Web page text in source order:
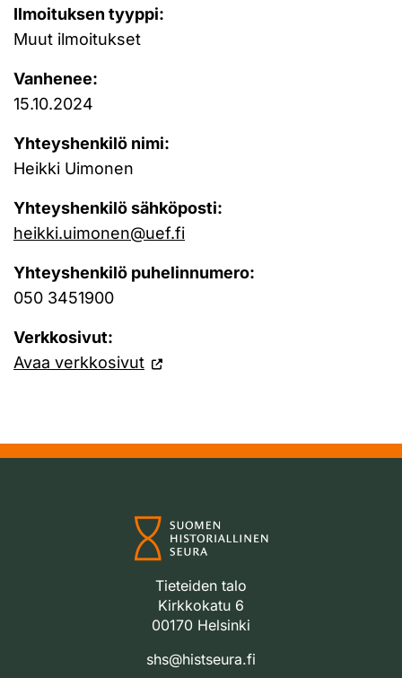
Ilmoituksen tyyppi:
Muut ilmoitukset
Vanhenee:
15.10.2024
Yhteyshenkilö nimi:
Heikki Uimonen
Yhteyshenkilö sähköposti:
heikki.uimonen@uef.fi
Yhteyshenkilö puhelinnumero:
050 3451900
Verkkosivut:
Avaa verkkosivut
Tieteiden talo
Kirkkokatu 6
00170 Helsinki
shs@histseura.fi